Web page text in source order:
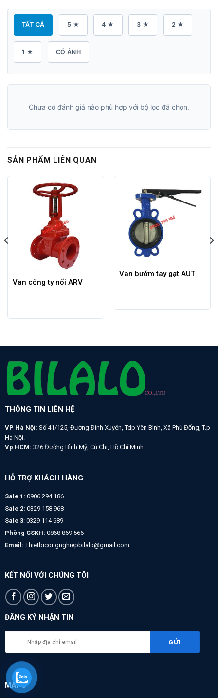
TẤT CẢ 5 ★ 4 ★ 3 ★ 2 ★
1 ★ CÓ ẢNH
Chưa có đánh giá nào phù hợp với bộ lọc đã chọn.
SẢN PHẨM LIÊN QUAN
Van cổng ty nổi ARV
Van bướm tay gạt AUT
THÔNG TIN LIÊN HỆ
VP Hà Nội: Số 41/125, Đường Đình Xuyên, Tdp Yên Bình, Xã Phù Đổng, T.p
Hà Nội.
Vp HCM: 326 Đường Bình Mỹ, Củ Chi, Hồ Chí Minh.
HỖ TRỢ KHÁCH HÀNG
Sale 1: 0906 294 186
Sale 2: 0329 158 968
Sale 3: 0329 114 689
Phòng CSKH: 0868 869 566
Email: Thietbicongnghiepbilalo@gmail.com
KẾT NỐI VỚI CHÚNG TÔI
ĐĂNG KÝ NHẬN TIN
MAPS